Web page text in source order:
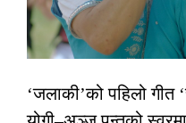
‘जलाकी’को पहिलो गीत